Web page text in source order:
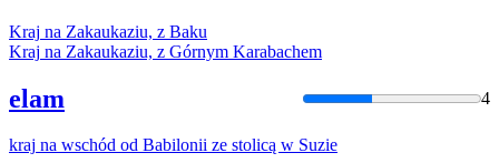
Kraj na Zakaukaziu, z Baku
Kraj na Zakaukaziu, z Górnym Karabachem
elam 4
kraj na wschód od Babilonii ze stolicą w Suzie